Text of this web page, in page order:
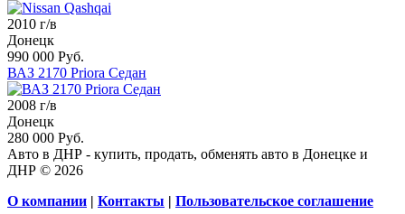
2010 г/в
Донецк
990 000 Руб.
ВАЗ 2170 Priora Седан
2008 г/в
Донецк
280 000 Руб.
Авто в ДНР - купить, продать, обменять авто в Донецке и
ДНР © 2026
О компании | Контакты | Пользовательское соглашение